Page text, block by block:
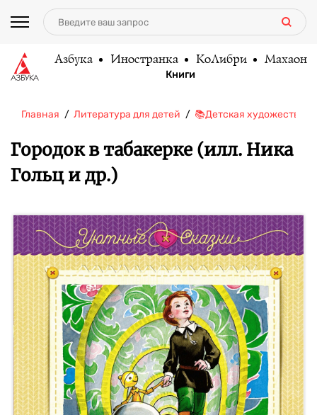
Азбука Иностранка КоЛибри Махаон
Книги
Главная Литература для детей 📚Детская
Городок в табакерке (илл. Ника
Гольц и др.)